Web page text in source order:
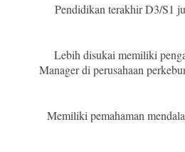
Pendidikan terakhir D3/S1
Lebih disukai memiliki
Manager di perusahaan
Memiliki pemahaman